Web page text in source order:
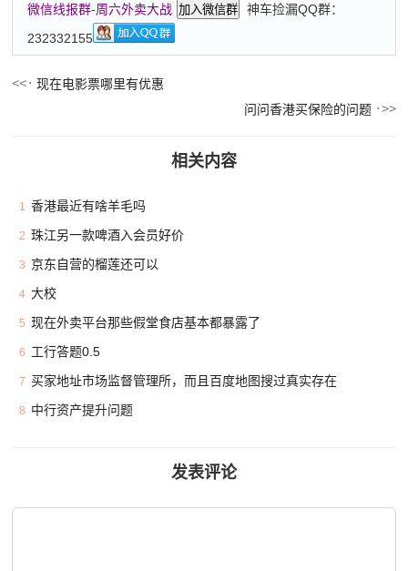
微信线报群-周六外卖大战 加入微信群
神车捡漏QQ群：
232332155
现在电影票哪里有优惠
问问香港买保险的问题
相关内容
1 香港最近有啥羊毛吗
2 珠江另一款啤酒入会员好价
3 京东自营的榴莲还可以
4 大校
5 现在外卖平台那些假堂食店基本都暴露了
6 工行答题0.5
7 买家地址市场监督管理所，而且百度地图搜过真实存在
8 中行资产提升问题
发表评论